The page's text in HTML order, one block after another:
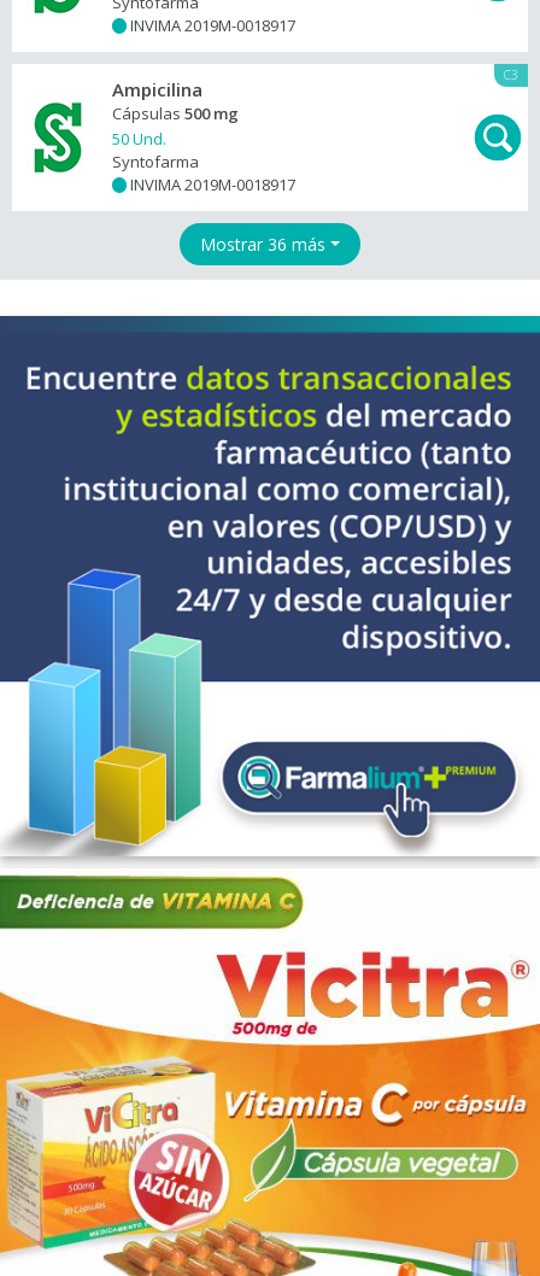
INVIMA 2019M-0018917
C3
Ampicilina
Cápsulas 500 mg
50 Und.
Syntofarma
INVIMA 2019M-0018917
Mostrar 36 más